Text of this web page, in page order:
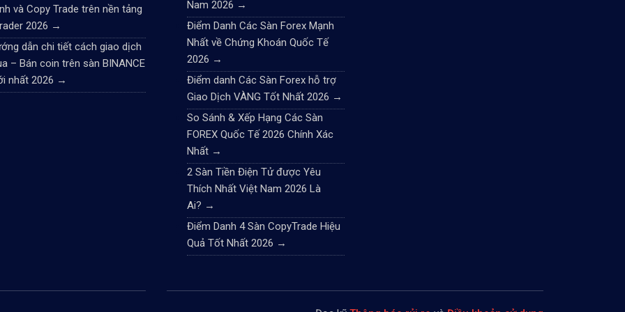
và Copy Trade trên nền tảng
2026 →
dẫn chi tiết cách giao dịch
– Bán coin trên sàn BINANCE
nhất 2026 →
Nam 2026 →
Điểm Danh Các Sàn Forex Mạnh
Nhất về Chứng Khoán Quốc Tế
2026 →
Điểm danh Các Sàn Forex hỗ trợ
Giao Dịch VÀNG Tốt Nhất 2026 →
So Sánh & Xếp Hạng Các Sàn
FOREX Quốc Tế 2026 Chính Xác
Nhất →
2 Sàn Tiền Điện Tử được Yêu
Thích Nhất Việt Nam 2026 Là
Ai? →
Điểm Danh 4 Sàn CopyTrade Hiệu
Quả Tốt Nhất 2026 →